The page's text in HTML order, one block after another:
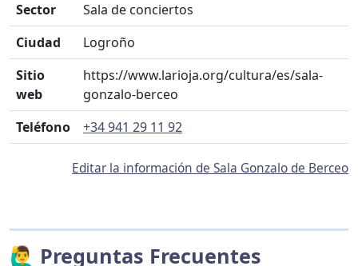
Sector
Sala de conciertos
Ciudad
Logroño
Sitio
web
https://www.larioja.org/cultura/es/sala-
gonzalo-berceo
Teléfono
+34 941 29 11 92
Editar la información de Sala Gonzalo de Berceo
🙋‍♂️ Preguntas Frecuentes